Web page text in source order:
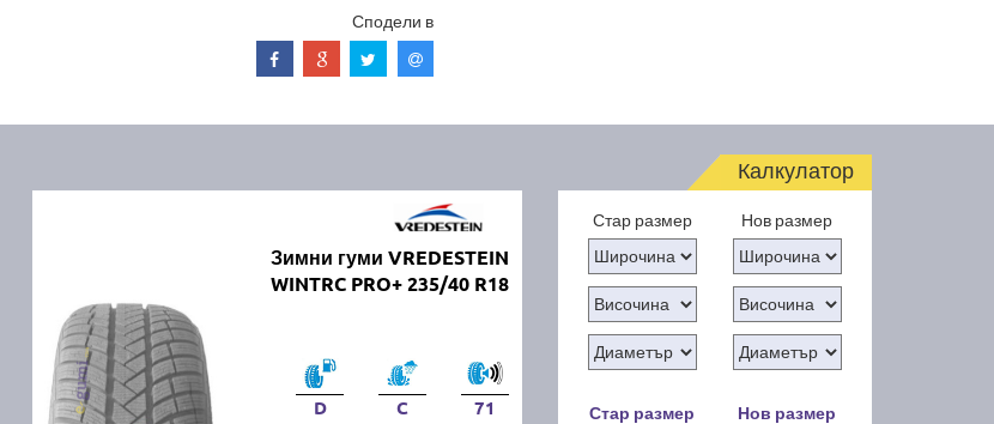
Сподели в
Зимни гуми VREDESTEIN
WINTRC PRO+ 235/40 R18
D C 71
Калкулатор
Стар размер Нов размер
Стар размер
Нов размер